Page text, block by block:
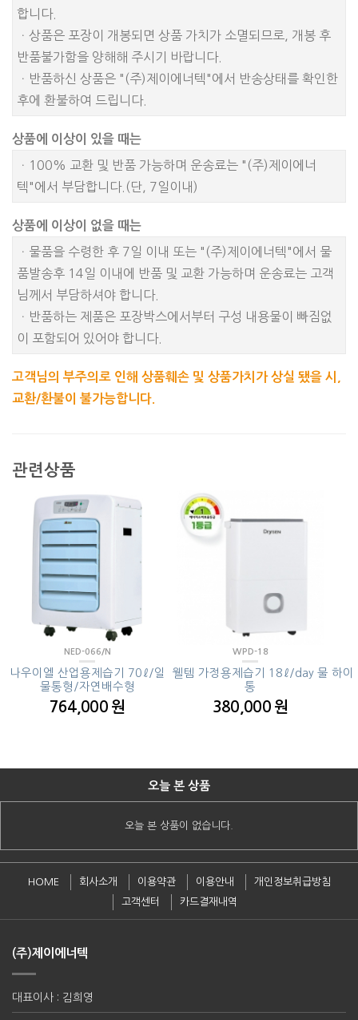
합니다.
ㆍ상품은 포장이 개봉되면 상품 가치가 소멸되므로, 개봉 후
반품불가함을 양해해 주시기 바랍니다.
ㆍ반품하신 상품은 "(주)제이에너텍"에서 반송상태를 확인한
후에 환불하여 드립니다.
상품에 이상이 있을 때는
ㆍ100% 교환 및 반품 가능하며 운송료는 "(주)제이에너
텍"에서 부담합니다.(단, 7일이내)
상품에 이상이 없을 때는
ㆍ물품을 수령한 후 7일 이내 또는 "(주)제이에너텍"에서 물
품발송후 14일 이내에 반품 및 교환 가능하며 운송료는 고객
님께서 부담하셔야 합니다.
ㆍ반품하는 제품은 포장박스에서부터 구성 내용물이 빠짐없
이 포함되어 있어야 합니다.
고객님의 부주의로 인해 상품훼손 및 상품가치가 상실 됐을 시,
교환/환불이 불가능합니다.
관련상품
NED-066/N
나우이엘 산업용제습기 70ℓ/일
물통형/자연배수형
764,000 원
WPD-18
웰템 가정용제습기 18ℓ/day 물
통
380,000 원
하이
오늘 본 상품
오늘 본 상품이 없습니다.
HOME 회사소개 이용약관 이용안내
개인정보취급방침
고객센터
카드결재내역
(주)제이에너텍
대표이사 : 김희영